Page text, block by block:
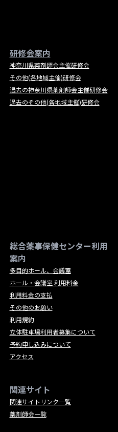
研修会案内
神奈川県薬剤師会主催研修会
その他(各地域主催)研修会
過去の神奈川県薬剤師会主催研修会
過去のその他(各地域主催)研修会
総合薬事保健センター利用
案内
多目的ホール、会議室
ホール・会議室 利用料金
利用料金の支払
その他のお願い
利用規約
立体駐車場利用者募集について
予約申し込みについて
アクセス
関連サイト
関連サイトリンク一覧
薬剤師会一覧